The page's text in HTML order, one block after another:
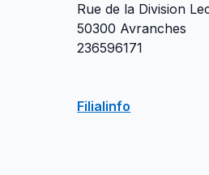
Rue de la Division
50300 Avranches
236596171
Filialinfo